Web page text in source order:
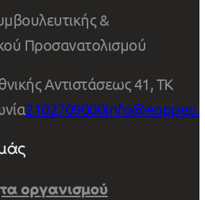
&
Προσανατολισμού
Αντιστάσεως 41, ΤΚ
2102709000
οργανισμού